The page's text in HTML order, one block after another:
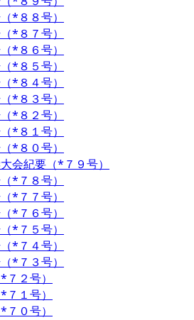
*８８号）
*８７号）
*８６号）
*８５号）
*８４号）
*８３号）
*８２号）
*８１号）
*８０号）
会紀要（*７９号）
*７８号）
*７７号）
*７６号）
*７５号）
*７４号）
*７３号）
２号）
１号）
０号）